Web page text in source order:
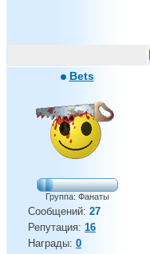
Bets
Группа: Фанаты
Сообщений: 27
Репутация: 16
Награды: 0